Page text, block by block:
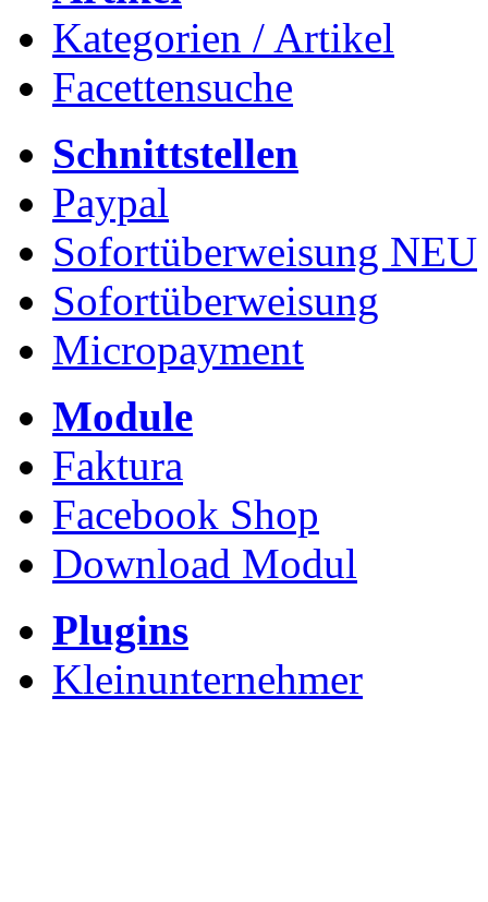
Kategorien / Artikel
Facettensuche
Schnittstellen
Paypal
Sofortüberweisung NEU
Sofortüberweisung
Micropayment
Module
Faktura
Facebook Shop
Download Modul
Plugins
Kleinunternehmer